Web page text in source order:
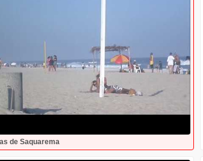
de Saquarema